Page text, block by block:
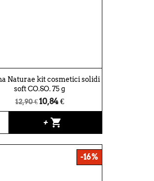
Naturae kit cosmetici solidi
soft CO.SO. 75 g
12,90 € 10,84 €
+ shopping_cart
-16%